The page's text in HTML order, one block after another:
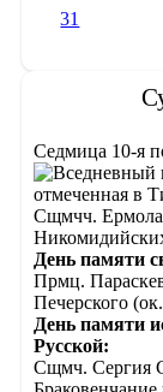
31
Седмица 10-я
Сщмчч.
День памяти
Прмц.
Печерского
День памяти
Русской:
Сщмч. Сергия